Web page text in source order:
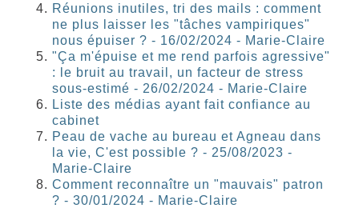
Réunions inutiles, tri des mails : comment
ne plus laisser les "tâches vampiriques"
nous épuiser ? - 16/02/2024 - Marie-Claire
"Ça m'épuise et me rend parfois agressive"
: le bruit au travail, un facteur de stress
sous-estimé - 26/02/2024 - Marie-Claire
Liste des médias ayant fait confiance au
cabinet
Peau de vache au bureau et Agneau dans
la vie, C'est possible ? - 25/08/2023 -
Marie-Claire
Comment reconnaître un "mauvais" patron
? - 30/01/2024 - Marie-Claire